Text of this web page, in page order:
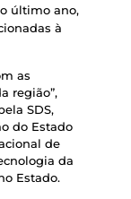
último ano,
à
as
região”,
SDS,
do Estado
de
da
Estado.